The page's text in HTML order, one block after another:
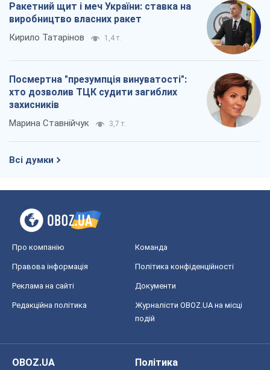
Ракетний щит і меч України: ставка на
виробництво власних ракет
Кирило Татарінов 1,4 т.
Посмертна "презумпція винуватості":
хто дозволив ТЦК судити загиблих
захисників
Марина Ставнійчук 3,7 т.
Всі думки
Про компанію Команда
Правова інформація Політика конфіденційності
Реклама на сайті Документи
Редакційна політика
Журналісти OBOZ.UA на місці
подій
OBOZ.UA
Політика